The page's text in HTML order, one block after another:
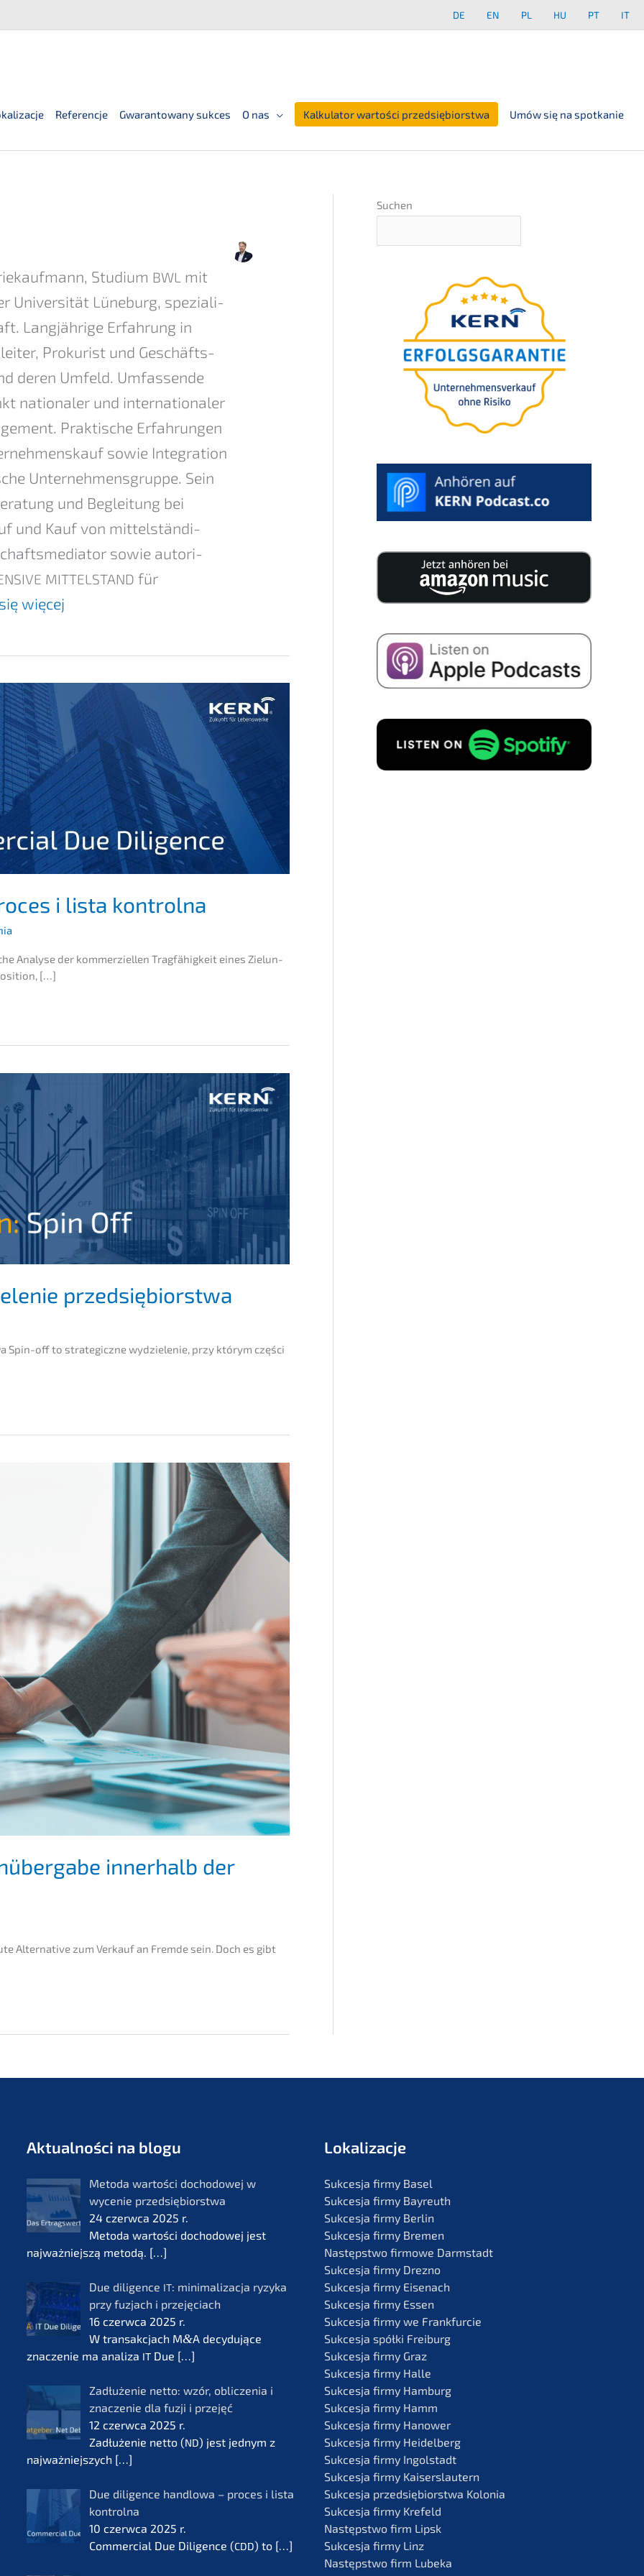
DE EN PL HU PT IT
Referencje Gwarantowany sukces O nas Kalkulator wartości przedsiębiorstwa Umów się na spotkanie
Studi­um BWL mit
Univer­si­tät Lüneburg, spezia­li­
Langjäh­ri­ge Erfah­rung in
Proku­rist und Geschäfts­
deren Umfeld. Umfas­sen­de
natio­na­ler und inter­na­tio­na­ler
Prakti­sche Erfah­run­gen
sowie Integra­ti­on
Unter­neh­mens­grup­pe. Sein
und Beglei­tung bei
und Kauf von mittel­stän­di­
sowie autori­
MITTELSTAND für
więcej
i lista kontrolna
Analy­se der kommer­zi­el­len Tragfä­hig­keit eines Zielun­
[…]
przedsiębiorstwa
Spin-off to strate­gicz­ne wydzie­lenie, przy którym części
inner­halb der
Alter­na­ti­ve zum Verkauf an Fremde sein. Doch es gibt
Suchen
Aktual­ności na blogu
Metoda wartości docho­do­wej w
wycenie przedsię­bi­orst­wa
24 czerw­ca 2025 r.
Metoda wartości docho­do­wej jest
najważ­nie­js­zą metodą. […]
Due diligence IT: minima­li­zac­ja ryzyka
przy fuzjach i przejęciach
16 czerw­ca 2025 r.
W transak­c­jach M&A decydu­jące
znacze­nie ma anali­za IT Due […]
Zadłuże­nie netto: wzór, oblic­ze­nia i
znacze­nie dla fuzji i przejęć
12 czerw­ca 2025 r.
Zadłuże­nie netto (ND) jest jednym z
najważ­nie­js­zych […]
Due diligence handlo­wa – proces i lista
kontrol­na
10 czerw­ca 2025 r.
Commer­cial Due Diligence (CDD) to […]
Lokali­zac­je
Sukces­ja firmy Basel
Sukces­ja firmy Bayreuth
Sukces­ja firmy Berlin
Sukces­ja firmy Bremen
Następst­wo firmo­we Darmstadt
Sukces­ja firmy Drezno
Sukces­ja firmy Eisenach
Sukces­ja firmy Essen
Sukces­ja firmy we Frankfurcie
Sukces­ja spółki Freiburg
Sukces­ja firmy Graz
Sukces­ja firmy Halle
Sukces­ja firmy Hamburg
Sukces­ja firmy Hamm
Sukces­ja firmy Hanower
Sukces­ja firmy Heidelberg
Sukces­ja firmy Ingolstadt
Sukces­ja firmy Kaiserslautern
Sukces­ja przedsię­bi­orst­wa Kolonia
Sukces­ja firmy Krefeld
Następst­wo firm Lipsk
Sukces­ja firmy Linz
Następst­wo firm Lubeka